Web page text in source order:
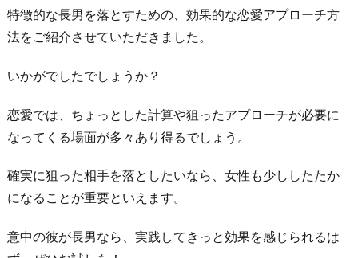
特徴的な長男を落とすための、効果的な恋愛アプローチ方
法をご紹介させていただきました。
いかがでしたでしょうか？
恋愛では、ちょっとした計算や狙ったアプローチが必要に
なってくる場面が多々あり得るでしょう。
確実に狙った相手を落としたいなら、女性も少ししたたか
になることが重要といえます。
意中の彼が長男なら、実践してきっと効果を感じられるは